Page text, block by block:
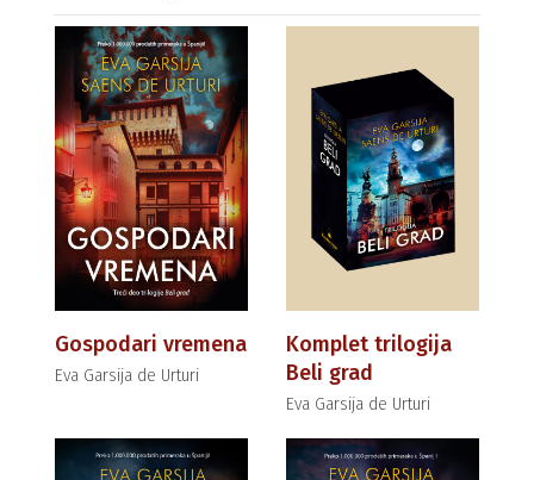
Gospodari vremena
Eva Garsija de Urturi
Komplet trilogija
Beli grad
Eva Garsija de Urturi